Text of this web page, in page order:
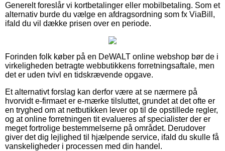
Generelt foreslår vi kortbetalinger eller mobilbetaling. Som et
alternativ burde du vælge en afdragsordning som fx ViaBill,
ifald du vil dække prisen over en periode.
Forinden folk køber på en DeWALT online webshop bør de i
virkeligheden betragte webbutikkens forretningsaftale, men
det er uden tvivl en tidskrævende opgave.
Et alternativt forslag kan derfor være at se nærmere på
hvorvidt e-firmaet er e-mærke tilsluttet, grundet at det ofte er
en tryghed om at netbutikken lever op til de opstillede regler,
og at online forretningen tit evalueres af specialister der er
meget fortrolige bestemmelserne på området. Derudover
giver det dig lejlighed til hjælpende service, ifald du skulle få
vanskeligheder i processen med din handel.